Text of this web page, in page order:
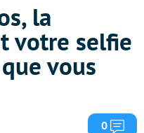
la
votre selfie
vous
0